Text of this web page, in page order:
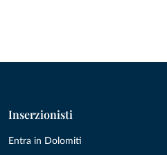
Inserzionisti
Entra in Dolomiti